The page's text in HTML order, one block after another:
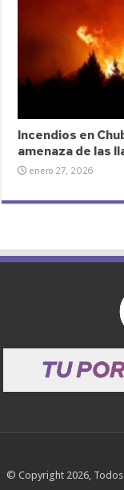
Incendios en
amenaza de las
enero 27, 2026
© Copyright 2026,